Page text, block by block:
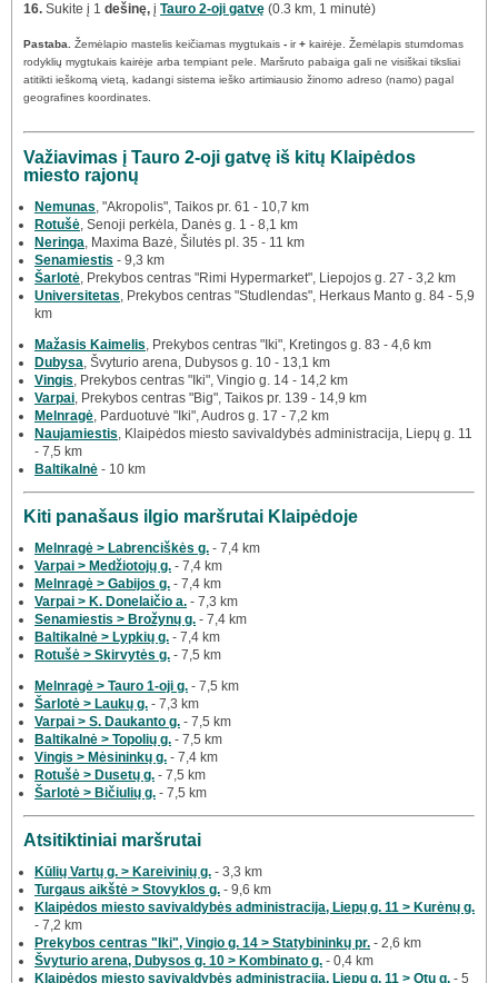
16. Sukite į 1 dešinę, į Tauro 2-oji gatvę (0.3 km, 1 minutė)
Pastaba. Žemėlapio mastelis keičiamas mygtukais - ir+ kairėje. Žemėlapis stumdomas
rodyklių mygtukais kairėje arba tempiant pele. Maršruto pabaiga gali ne visiškai tiksliai
atitikti ieškomą vietą, kadangi sistema ieško artimiausio žinomo adreso (namo) pagal
geografines koordinates.
Važiavimas į Tauro 2-oji gatvę iš kitų Klaipėdos
miesto rajonų
Nemunas , "Akropolis", Taikos pr. 61 - 10,7 km
Rotušė , Senoji perkėla, Danės g. 1 - 8,1 km
Neringa , Maxima Bazė, Šilutės pl. 35 - 11 km
Senamiestis - 9,3 km
Šarlotė , Prekybos centras "Rimi Hypermarket", Liepojos g. 27 - 3,2 km
Universitetas , Prekybos centras "Studlendas", Herkaus Manto g. 84 - 5,9
km
Mažasis Kaimelis , Prekybos centras "Iki", Kretingos g. 83 - 4,6 km
Dubysa , Švyturio arena, Dubysos g. 10 - 13,1 km
Vingis , Prekybos centras "Iki", Vingio g. 14 - 14,2 km
Varpai , Prekybos centras "Big", Taikos pr. 139 - 14,9 km
Melnragė , Parduotuvė "Iki", Audros g. 17 - 7,2 km
Naujamiestis , Klaipėdos miesto savivaldybės administracija, Liepų g. 11
- 7,5 km
Baltikalnė - 10 km
Kiti panašaus ilgio maršrutai Klaipėdoje
Melnragė > Labrenciškės g. - 7,4 km
Varpai > Medžiotojų g. - 7,4 km
Melnragė > Gabijos g. - 7,4 km
Varpai > K. Donelaičio a. - 7,3 km
Senamiestis > Brožynų g. - 7,4 km
Baltikalnė > Lypkių g. - 7,4 km
Rotušė > Skirvytės g. - 7,5 km
Melnragė > Tauro 1-oji g. - 7,5 km
Šarlotė > Laukų g. - 7,3 km
Varpai > S. Daukanto g. - 7,5 km
Baltikalnė > Topolių g. - 7,5 km
Vingis > Mėsininkų g. - 7,4 km
Rotušė > Dusetų g. - 7,5 km
Šarlotė > Bičiulių g. - 7,5 km
Atsitiktiniai maršrutai
Kūlių Vartų g. > Kareivinių g. - 3,3 km
Turgaus aikštė > Stovyklos g. - 9,6 km
Klaipėdos miesto savivaldybės administracija, Liepų g. 11 > Kurėnų g.
- 7,2 km
Prekybos centras "Iki", Vingio g. 14 > Statybininkų pr. - 2,6 km
Švyturio arena, Dubysos g. 10 > Kombinato g. - 0,4 km
Klaipėdos miesto savivaldybės administracija, Liepų g. 11 > Otų g. - 5